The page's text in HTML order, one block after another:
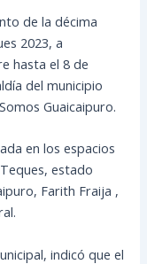
de la décima
2023, a
hasta el 8 de
del municipio
Guaicaipuro.
en los espacios
estado
Farith Fraija ,
indicó que el